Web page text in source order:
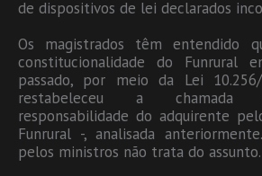
de dispositivos de lei declarados
Os magistrados têm entendido
constitucionalidade do Funrural
passado, por meio da Lei
restabeleceu a chamada
responsabilidade do adquirente
Funrural -, analisada
pelos ministros não trata do assunto.